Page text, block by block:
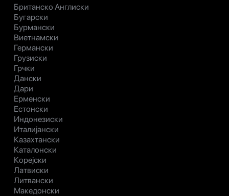
Британско Англиски
Бугарски
Бурмански
Виетнамски
Германски
Грузиски
Грчки
Дански
Дари
Ерменски
Естонски
Индонезиски
Италијански
Казахтански
Каталонски
Корејски
Латвиски
Литвански
Македонски